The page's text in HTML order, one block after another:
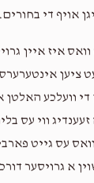
אויף די בחורים.
איז איין
ציען
די וועלכע האלטן
ווי עס
עס גייט
א גרויסער